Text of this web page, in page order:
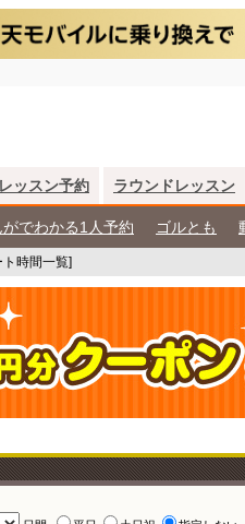
レッスン予約 ラウンドレッスン
がでわかる1人予約 ゴルとも
時間一覧]